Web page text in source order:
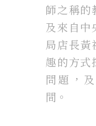
師之稱的
及來自中
局店長黃
趣的方式
問題，
間。